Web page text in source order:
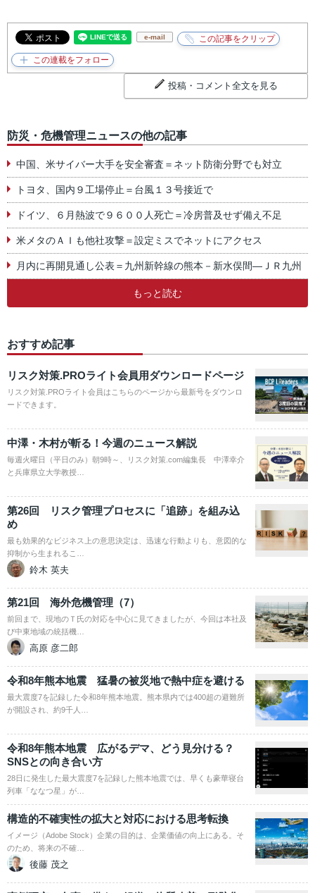
e-mail
投稿・コメント全文を見る
防災・危機管理ニュースの他の記事
中国、米サイバー大手を安全審査＝ネット防衛分野でも対立
トヨタ、国内９工場停止＝台風１３号接近で
ドイツ、６月熱波で９６００人死亡＝冷房普及せず備え不足
米メタのＡＩも他社攻撃＝設定ミスでネットにアクセス
月内に再開見通し公表＝九州新幹線の熊本－新水俣間―ＪＲ九州
もっと読む
おすすめ記事
リスク対策.PROライト会員用ダウンロードページ
リスク対策.PROライト会員はこちらのページから最新号をダウンロ
ードできます。
中澤・木村が斬る！今週のニュース解説
毎週火曜日（平日のみ）朝9時～、リスク対策.com編集長 中澤幸介
と兵庫県立大学教授…
第26回 リスク管理プロセスに「追跡」を組み込
め
最も効果的なビジネス上の意思決定は、迅速な行動よりも、意図的な
抑制から生まれるこ…
鈴木 英夫
第21回 海外危機管理（7）
前回まで、現地のＴ氏の対応を中心に見てきましたが、今回は本社及
び中東地域の統括機…
高原 彦二郎
令和8年熊本地震 猛暑の被災地で熱中症を避ける
最大震度7を記録した令和8年熊本地震。熊本県内では400超の避難所
が開設され、約9千人…
令和8年熊本地震 広がるデマ、どう見分ける？
SNSとの向き合い方
28日に発生した最大震度7を記録した熊本地震では、早くも豪華寝台
列車「ななつ星」が…
構造的不確実性の拡大と対応における思考転換
イメージ（Adobe Stock）企業の目的は、企業価値の向上にある。そ
のため、将来の不確…
後藤 茂之